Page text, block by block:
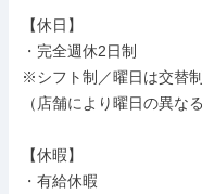
【休日】
・完全週休2日制
※シフト制／曜日は交替
（店舗により曜日の異な
【休暇】
・有給休暇